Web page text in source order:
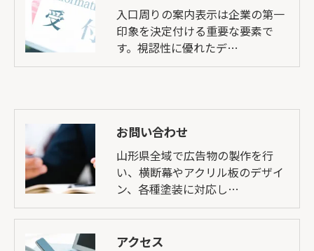
入口周りの案内表示は企業の第一
印象を決定付ける重要な要素で
す。視認性に優れたデ…
お問い合わせ
山形県全域で広告物の製作を行
い、横断幕やアクリル板のデザイ
ン、各種塗装に対応し…
アクセス